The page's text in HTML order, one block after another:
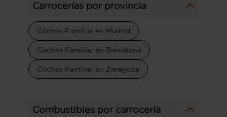
Carrocerías por provincia
Coches Familiar en Madrid
Coches Familiar en Barcelona
Coches Familiar en Zaragoza
Combustibles por carrocería